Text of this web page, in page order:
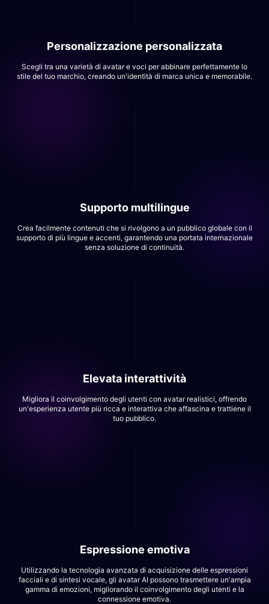
Personalizzazione personalizzata
Scegli tra una varietà di avatar e voci per abbinare perfettamente lo
stile del tuo marchio, creando un'identità di marca unica e memorabile.
Supporto multilingue
Crea facilmente contenuti che si rivolgono a un pubblico globale con il
supporto di più lingue e accenti, garantendo una portata internazionale
senza soluzione di continuità.
Elevata interattività
Migliora il coinvolgimento degli utenti con avatar realistici, offrendo
un'esperienza utente più ricca e interattiva che affascina e trattiene il
tuo pubblico.
Espressione emotiva
Utilizzando la tecnologia avanzata di acquisizione delle espressioni
facciali e di sintesi vocale, gli avatar AI possono trasmettere un'ampia
gamma di emozioni, migliorando il coinvolgimento degli utenti e la
connessione emotiva.